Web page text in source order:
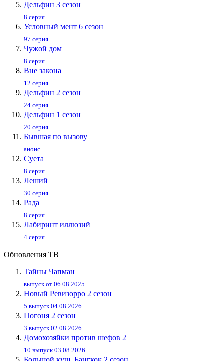
Дельфин 3 сезон
8 серия
Условный мент 6 сезон
97 серия
Чужой дом
8 серия
Вне закона
12 серия
Дельфин 2 сезон
24 серия
Дельфин 1 сезон
20 серия
Бывшая по вызову
анонс
Суета
8 серия
Леший
30 серия
Рада
8 серия
Лабиринт иллюзий
4 серия
Обновления ТВ
Тайны Чапман
выпуск от 06.08.2025
Новый Ревизорро 2 сезон
5 выпуск 04.08.2026
Погоня 2 сезон
3 выпуск 02.08.2026
Домохозяйки против шефов 2
10 выпуск 03.08.2026